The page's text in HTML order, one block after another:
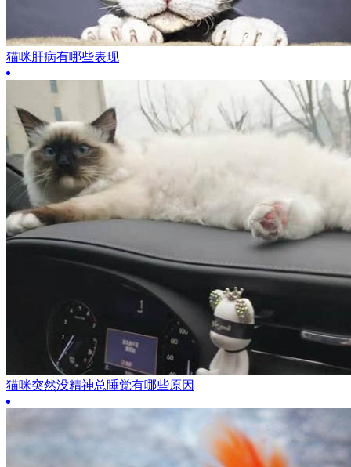
猫咪肝病有哪些表现
猫咪突然没精神总睡觉有哪些原因